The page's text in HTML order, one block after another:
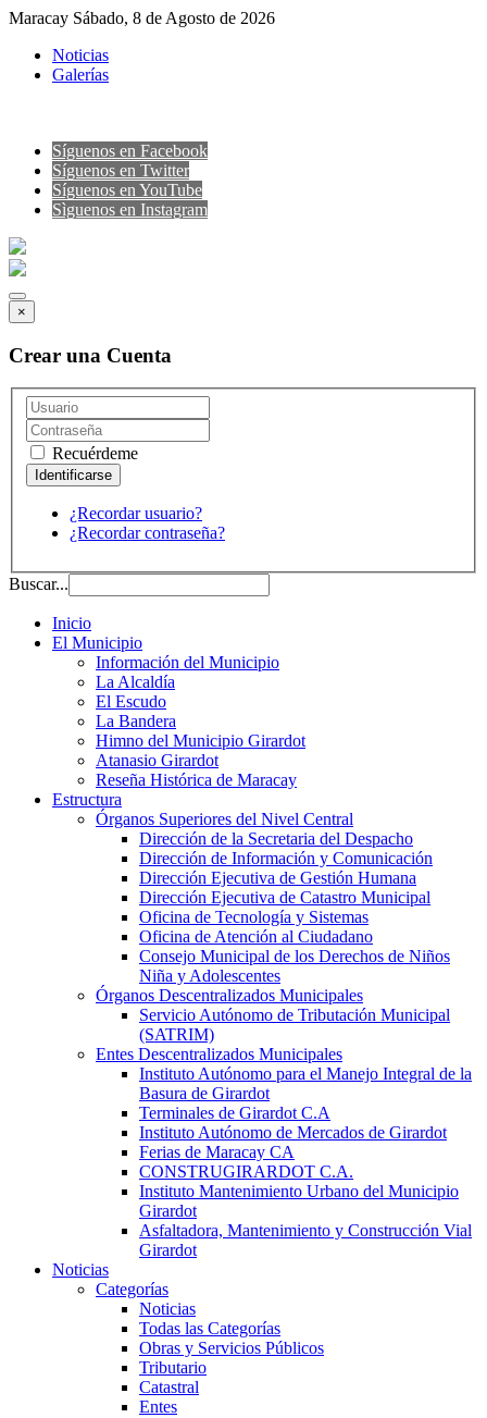
Maracay Sábado, 8 de Agosto de 2026
Noticias
Galerías
Síguenos en Facebook
Síguenos en Twitter
Síguenos en YouTube
Sìguenos en Instagram
×
Crear una Cuenta
Recuérdeme
¿Recordar usuario?
¿Recordar contraseña?
Buscar...
Inicio
El Municipio
Información del Municipio
La Alcaldía
El Escudo
La Bandera
Himno del Municipio Girardot
Atanasio Girardot
Reseña Histórica de Maracay
Estructura
Órganos Superiores del Nivel Central
Dirección de la Secretaria del Despacho
Dirección de Información y Comunicación
Dirección Ejecutiva de Gestión Humana
Dirección Ejecutiva de Catastro Municipal
Oficina de Tecnología y Sistemas
Oficina de Atención al Ciudadano
Consejo Municipal de los Derechos de Niños
Niña y Adolescentes
Órganos Descentralizados Municipales
Servicio Autónomo de Tributación Municipal
(SATRIM)
Entes Descentralizados Municipales
Instituto Autónomo para el Manejo Integral de la
Basura de Girardot
Terminales de Girardot C.A
Instituto Autónomo de Mercados de Girardot
Ferias de Maracay CA
CONSTRUGIRARDOT C.A.
Instituto Mantenimiento Urbano del Municipio
Girardot
Asfaltadora, Mantenimiento y Construcción Vial
Girardot
Noticias
Categorías
Noticias
Todas las Categorías
Obras y Servicios Públicos
Tributario
Catastral
Entes